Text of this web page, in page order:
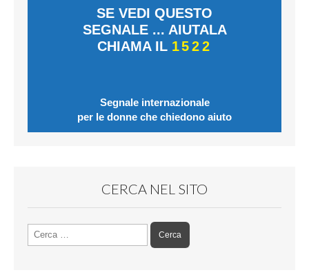
SE VEDI QUESTO
SEGNALE ... AIUTALA
CHIAMA IL 1522
Segnale internazionale
per le donne che chiedono aiuto
CERCA NEL SITO